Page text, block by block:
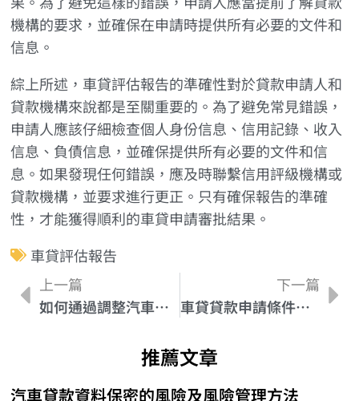
機構的要求，並確保在申請時提供所有必要的文件和
信息。
綜上所述，車貸評估報告的準確性對於貸款申請人和
貸款機構來說都是至關重要的。為了避免常見錯誤，
申請人應該仔細檢查個人身份信息、信用記錄、收入
信息、負債信息，並確保提供所有必要的文件和信
息。如果發現任何錯誤，應及時聯繫信用評級機構或
貸款機構，並要求進行更正。只有確保報告的準確
性，才能獲得順利的車貸申請審批結果。
車貸評估報告
上一篇
如何通過調整汽車貸款分期期數降低還款壓力
下一篇
車貸貸款申請條件完全指南: 銀行審核的重點重點
推薦文章
汽車貸款資料保密的風險及風險管理方法